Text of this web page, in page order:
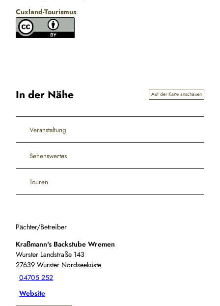
Cuxland-Tourismus
In der Nähe Auf der Karte anschauen
Veranstaltung
Sehenswertes
Touren
Pächter/Betreiber
Kraßmann's Backstube Wremen
Wurster Landstraße 143
27639 Wurster Nordseeküste
04705 252
Website